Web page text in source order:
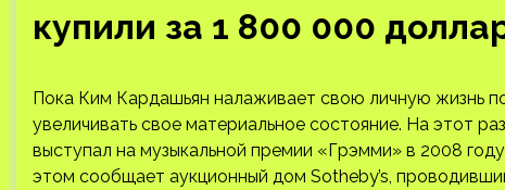
купили за 1 800 000
Пока Ким Кардашьян налаживает свою личную жизнь
увеличивать свое материальное состояние. На этот
выступал на музыкальной премии «Грэмми» в 2008
этом сообщает аукционный дом Sotheby’s,